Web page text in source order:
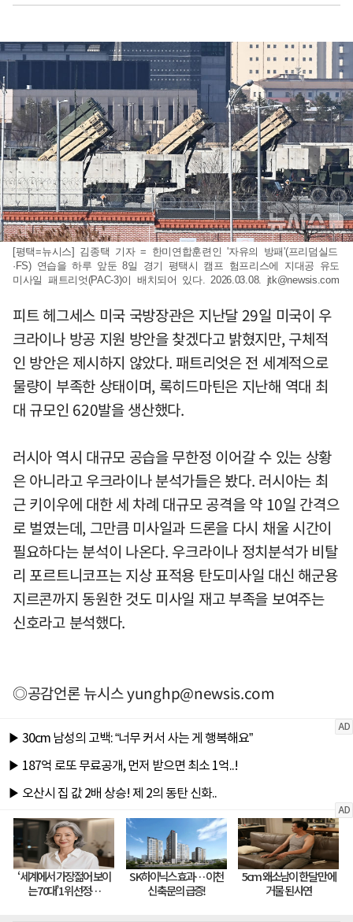
[평택=뉴시스] 김종택 기자 = 한미연합훈련인 '자유의 방패'(프리덤실드
·FS) 연습을 하루 앞둔 8일 경기 평택시 캠프 험프리스에 지대공 유도
미사일 패트리엇(PAC-3)이 배치되어 있다. 2026.03.08. jtk@newsis.com
피트 헤그세스 미국 국방장관은 지난달 29일 미국이 우
크라이나 방공 지원 방안을 찾겠다고 밝혔지만, 구체적
인 방안은 제시하지 않았다. 패트리엇은 전 세계적으로
물량이 부족한 상태이며, 록히드마틴은 지난해 역대 최
대 규모인 620발을 생산했다.
러시아 역시 대규모 공습을 무한정 이어갈 수 있는 상황
은 아니라고 우크라이나 분석가들은 봤다. 러시아는 최
근 키이우에 대한 세 차례 대규모 공격을 약 10일 간격으
로 벌였는데, 그만큼 미사일과 드론을 다시 채울 시간이
필요하다는 분석이 나온다. 우크라이나 정치분석가 비탈
리 포르트니코프는 지상 표적용 탄도미사일 대신 해군용
지르콘까지 동원한 것도 미사일 재고 부족을 보여주는
신호라고 분석했다.
◎공감언론 뉴시스yunghp@newsis.com